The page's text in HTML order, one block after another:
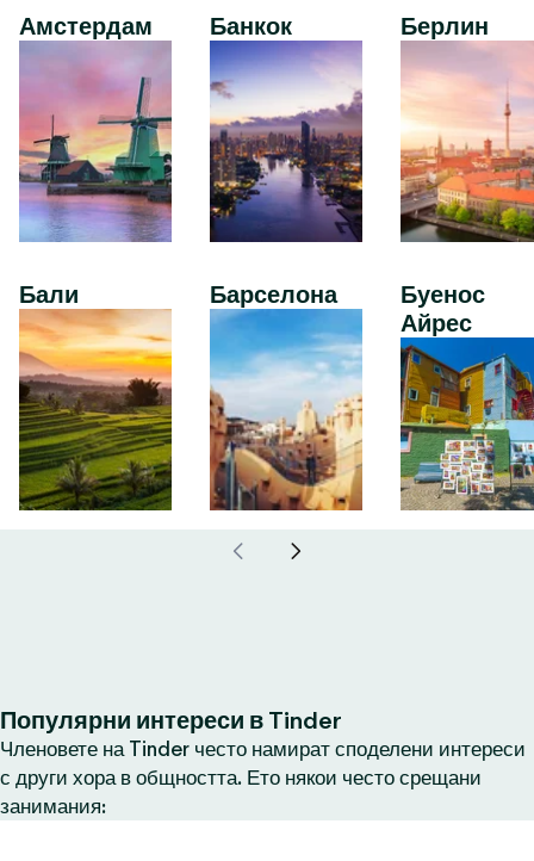
Амстердам
Бали
Банкок
Барселона
Берлин
Буенос
Айрес
Популярни интереси в Tinder
Членовете на Tinder често намират споделени интереси
с други хора в общността. Ето някои често срещани
занимания: